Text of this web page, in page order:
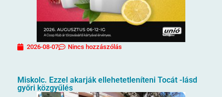
2026-08-07 Nincs hozzászólás
Miskolc. Ezzel akarják ellehetetleníteni Tocát -lásd
győri közgyűlés